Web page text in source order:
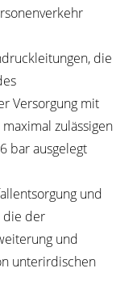
die
Versorgung mit
zulässigen
bar ausgelegt
und
die der
und
unterirdischen